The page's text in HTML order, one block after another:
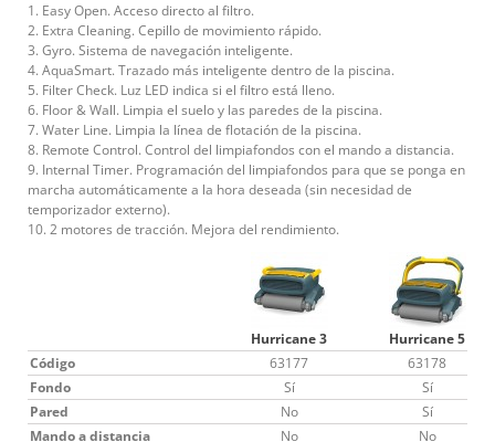
1. Easy Open. Acceso directo al filtro.
2. Extra Cleaning. Cepillo de movimiento rápido.
3. Gyro. Sistema de navegación inteligente.
4. AquaSmart. Trazado más inteligente dentro de la piscina.
5. Filter Check. Luz LED indica si el filtro está lleno.
6. Floor & Wall. Limpia el suelo y las paredes de la piscina.
7. Water Line. Limpia la línea de flotación de la piscina.
8. Remote Control. Control del limpiafondos con el mando a distancia.
9. Internal Timer. Programación del limpiafondos para que se ponga en
marcha automáticamente a la hora deseada (sin necesidad de
temporizador externo).
10. 2 motores de tracción. Mejora del rendimiento.
Hurricane 3
Hurricane 5
Código
63177
63178
Fondo
Sí
Sí
Pared
No
Sí
Mando a distancia
No
No